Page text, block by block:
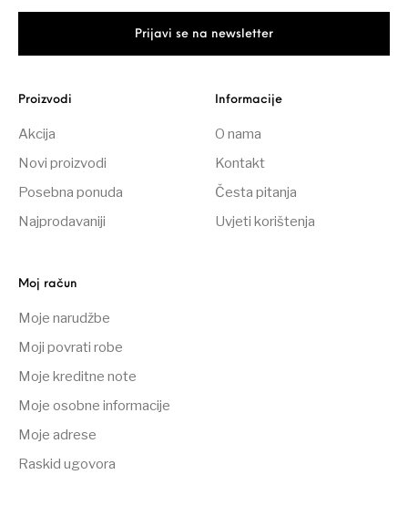
Proizvodi
Akcija
Novi proizvodi
Posebna ponuda
Najprodavaniji
Informacije
O nama
Kontakt
Česta pitanja
Uvjeti korištenja
Moj račun
Moje narudžbe
Moji povrati robe
Moje kreditne note
Moje osobne informacije
Moje adrese
Raskid ugovora